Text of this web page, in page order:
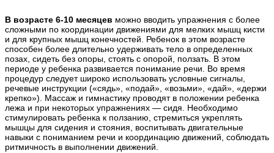
В возрасте 6-10 месяцев можно вводить упражнения с более
сложными по координации движениями для мелких мышц кисти
и для крупных мышц конечностей. Ребенок в этом возрасте
способен более длительно удерживать тело в определенных
позах, сидеть без опоры, стоять с опорой, ползать. В этом
периоде у ребенка развивается понимание речи. Во время
процедур следует широко использовать условные сигналы,
речевые инструкции («сядь», «подай», «возьми», «дай», «держи
крепко»). Массаж и гимнастику проводят в положении ребенка
лежа и при некоторых упражнениях — сидя. Необходимо
стимулировать ребенка к ползанию, стремиться укреплять
мышцы для сидения и стояния, воспитывать двигательные
навыки с пониманием речи и координацию движений, соблюдать
ритмичность в выполнении движений.